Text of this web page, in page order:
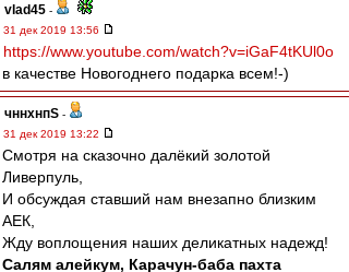
vlad45 -
31 дек 2019 13:56
https://www.youtube.com/watch?v=iGaF4tKUl0o
в качестве Новогоднего подарка всем!-)
чннхнпS -
31 дек 2019 13:22
Смотря на сказочно далёкий золотой
Ливерпуль,
И обсуждая ставший нам внезапно близким
АЕК,
Жду воплощения наших деликатных надежд!
Салям алейкум, Карачун-баба пахта